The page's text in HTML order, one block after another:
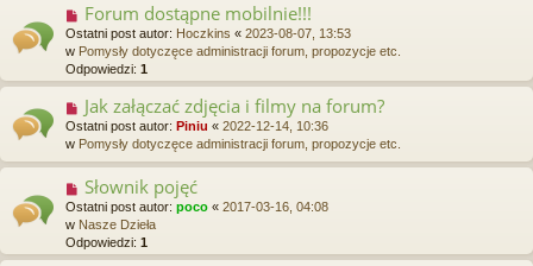
Forum dostąpne mobilnie!!!
Ostatni post autor: Hoczkins « 2023-08-07, 13:53
w Pomysły dotyczęce administracji forum, propozycje etc.
Odpowiedzi: 1
Jak załączać zdjęcia i filmy na forum?
Ostatni post autor: Piniu « 2022-12-14, 10:36
w Pomysły dotyczęce administracji forum, propozycje etc.
Słownik pojęć
Ostatni post autor: poco « 2017-03-16, 04:08
w Nasze Dzieła
Odpowiedzi: 1